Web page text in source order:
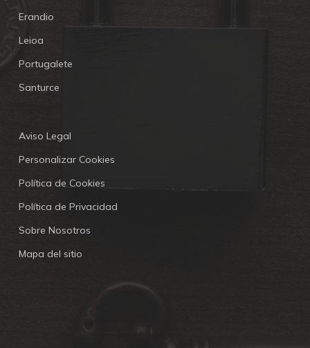
Erandio
Leioa
Portugalete
Santurce
Aviso Legal
Personalizar Cookies
Política de Cookies
Política de Privacidad
Sobre Nosotros
Mapa del sitio